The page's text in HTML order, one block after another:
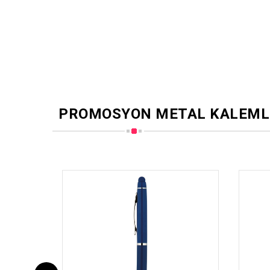
PROMOSYON METAL